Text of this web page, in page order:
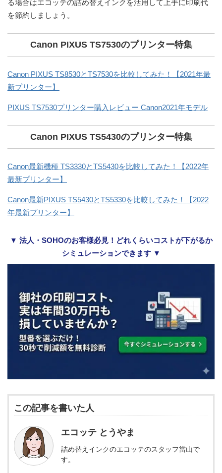
る場合はエコッテの詰め替えインクを活用して上手に印刷代
を節約しましょう。
Canon PIXUS TS7530のプリンター特集
Canon PIXUS TS8530とTS7530を比較してみた！【2021年最
新プリンター】
PIXUS TS7530プリンター購入レビュー Canon2021年モデル
Canon PIXUS TS5430のプリンター特集
Canon最新機種 TS3330とTS5430を比較してみた！【2022年
最新プリンター】
Canon最新PIXUS TS5430とTS5330を比較してみた！【2022
年最新プリンター】
▼ 法人・SOHOのお客様必見！どれくらいコストが下がるか
シミュレーションできます ▼
この記事を書いた人
エコッテ とうやま
詰め替えインクのエコッテのスタッフ當山で
す。